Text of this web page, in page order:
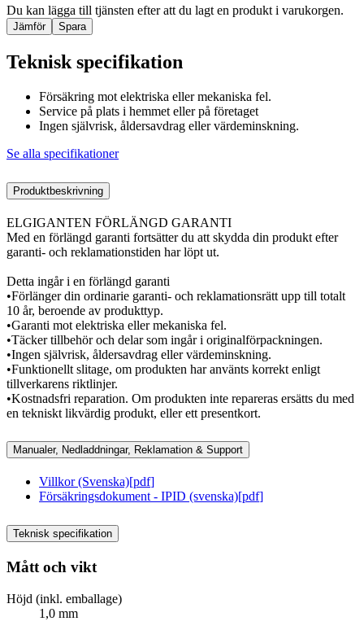
Du kan lägga till tjänsten efter att du lagt en produkt i varukorgen.
Jämför Spara
Teknisk specifikation
Försäkring mot elektriska eller mekaniska fel.
Service på plats i hemmet eller på företaget
Ingen självrisk, åldersavdrag eller värdeminskning.
Se alla specifikationer
Produktbeskrivning
ELGIGANTEN FÖRLÄNGD GARANTI
Med en förlängd garanti fortsätter du att skydda din produkt efter
garanti- och reklamationstiden har löpt ut.
Detta ingår i en förlängd garanti
•Förlänger din ordinarie garanti- och reklamationsrätt upp till totalt
10 år, beroende av produkttyp.
•Garanti mot elektriska eller mekaniska fel.
•Täcker tillbehör och delar som ingår i originalförpackningen.
•Ingen självrisk, åldersavdrag eller värdeminskning.
•Funktionellt slitage, om produkten har använts korrekt enligt
tillverkarens riktlinjer.
•Kostnadsfri reparation. Om produkten inte repareras ersätts du med
en tekniskt likvärdig produkt, eller ett presentkort.
Manualer, Nedladdningar, Reklamation & Support
Villkor (Svenska)[pdf]
Försäkringsdokument - IPID (svenska)[pdf]
Teknisk specifikation
Mått och vikt
Höjd (inkl. emballage)
1,0 mm